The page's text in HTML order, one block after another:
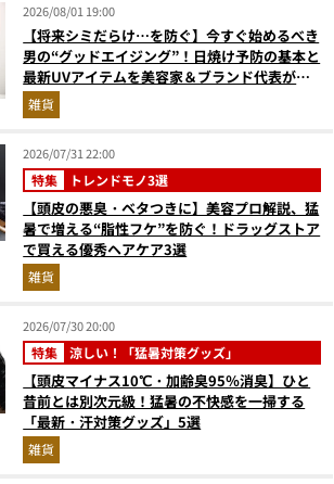
2026/08/01 19:00
【将来シミだらけ…を防ぐ】今すぐ始めるべき
男の“グッドエイジング”！日焼け予防の基本と
最新UVアイテムを美容家＆ブランド代表がプ
ロ目線で指南／大人の価値向上研究所
雑貨
2026/07/31 22:00
特集 トレンドモノ3選
【頭皮の悪臭・ベタつきに】美容プロ解説、猛
暑で増える“脂性フケ”を防ぐ！ドラッグストア
で買える優秀ヘアケア3選
雑貨
2026/07/30 20:00
特集 涼しい！「猛暑対策グッズ」
【頭皮マイナス10℃・加齢臭95％消臭】ひと
昔前とは別次元級！猛暑の不快感を一掃する
「最新・汗対策グッズ」5選
雑貨